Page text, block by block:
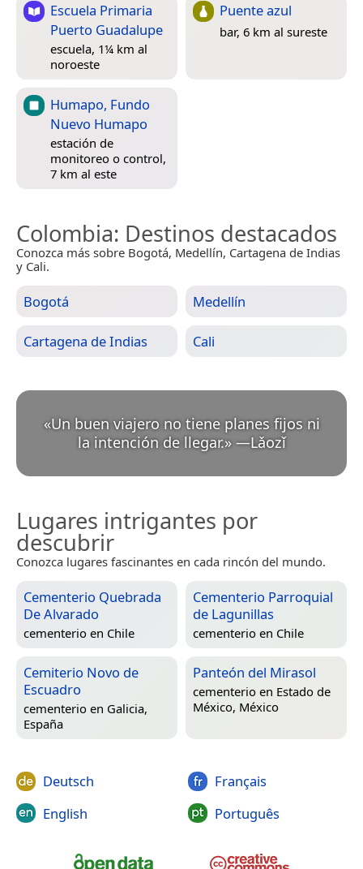
Escuela Primaria
Puerto Guadalupe
escuela, 1¼ km al
noroeste
Puente azul
bar, 6 km al sureste
Humapo, Fundo
Nuevo Humapo
estación de
monitoreo o control,
7 km al este
Colombia: Destinos destacados
Conozca más sobre Bogotá, Medellín, Cartagena de Indias
y Cali.
Bogotá Medellín
Cartagena de Indias Cali
«Un buen viajero no tiene planes fijos ni
la intención de llegar.» —Lǎozǐ
Lugares intrigantes por
descubrir
Conozca lugares fascinantes en cada rincón del mundo.
Cementerio Quebrada
De Alvarado
cementerio en Chile
Cementerio Parroquial
de Lagunillas
cementerio en Chile
Cemiterio Novo de
Escuadro
cementerio en Galicia,
España
Panteón del Mirasol
cementerio en Estado de
México, México
Deutsch
English
Français
Português